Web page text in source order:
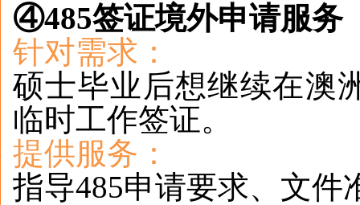
④485签证境外申请服务
针对需求：
硕士毕业后想继续在澳
临时工作签证。
提供服务：
指导485申请要求、文